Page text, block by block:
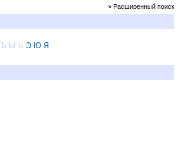
» Расширенный поиск
Ъ Ы Ь Э Ю Я